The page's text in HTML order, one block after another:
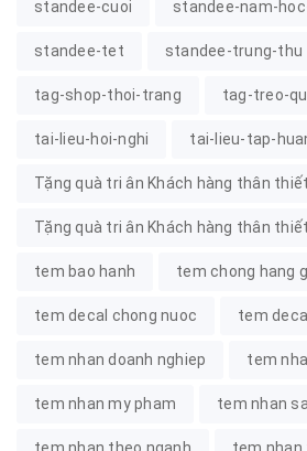
standee-cuoi standee-nam-
standee-tet standee-trung-thu
tag-shop-thoi-trang tag-treo-
tai-lieu-hoi-nghi tai-lieu-tap-
Tặng quà tri ân Khách hàng thân
Tặng quà tri ân Khách hàng thân
tem bao hanh tem chong hang
tem decal chong nuoc tem
tem nhan doanh nghiep tem
tem nhan my pham tem nhan
tem nhan theo nganh tem nhan